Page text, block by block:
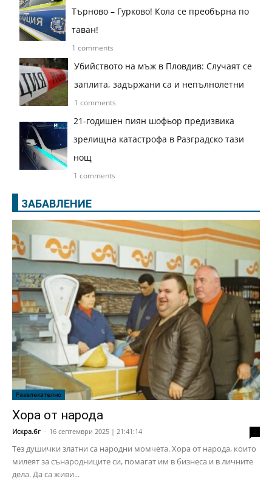
Търново – Гурково! Кола се преобърна по
таван!
1 comments
Убийството на мъж в Пловдив: Случаят се
заплита, задържани са и непълнолетни
1 comments
21-годишен пиян шофьор предизвика
зрелищна катастрофа в Разградско тази
нощ
1 comments
ЗАБАВЛЕНИЕ
Развлекателно
Хора от народа
Искра.бг - 16 септември 2025 | 21:41:14
Тез душички златни са народни момчета. Хора от народа, които
милеят за сънародниците си, помагат им в бизнеса и в личните
дела. Да са живи...